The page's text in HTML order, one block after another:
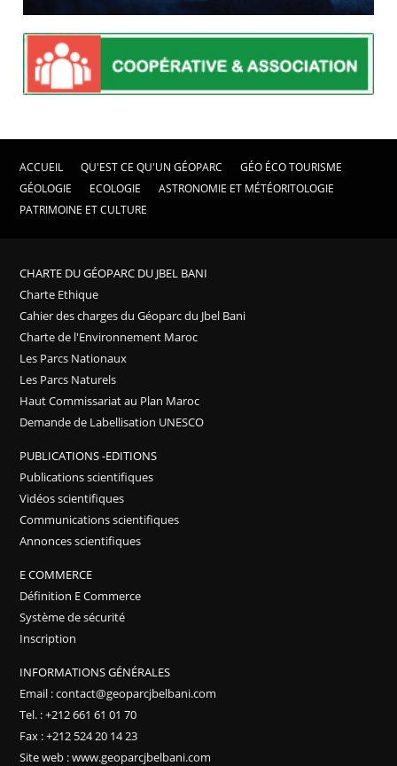
ACCUEIL QU'EST CE QU'UN GÉOPARC
GÉO ÉCO TOURISME
GÉOLOGIE
ECOLOGIE
ASTRONOMIE ET MÉTÉORITOLOGIE
PATRIMOINE ET CULTURE
CHARTE DU GÉOPARC DU JBEL BANI
Charte Ethique
Cahier des charges du Géoparc du Jbel Bani
Charte de l'Environnement Maroc
Les Parcs Nationaux
Les Parcs Naturels
Haut Commissariat au Plan Maroc
Demande de Labellisation UNESCO
PUBLICATIONS -EDITIONS
Publications scientifiques
Vidéos scientifiques
Communications scientifiques
Annonces scientifiques
E COMMERCE
Définition E Commerce
Système de sécurité
Inscription
INFORMATIONS GÉNÉRALES
Email : contact@geoparcjbelbani.com
Tel. : +212 661 61 01 70
Fax : +212 524 20 14 23
Site web : www.geoparcjbelbani.com